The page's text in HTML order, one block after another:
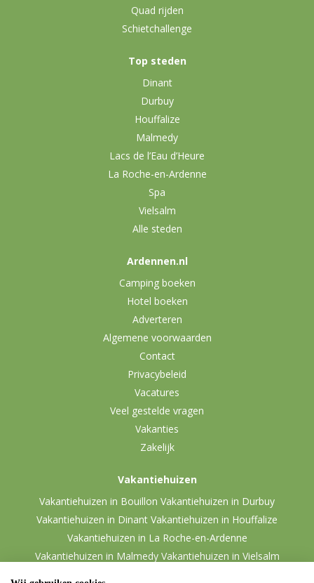
Quad rijden
Schietchallenge
Top steden
Dinant
Durbuy
Houffalize
Malmedy
Lacs de l’Eau d’Heure
La Roche-en-Ardenne
Spa
Vielsalm
Alle steden
Ardennen.nl
Camping boeken
Hotel boeken
Adverteren
Algemene voorwaarden
Contact
Privacybeleid
Vacatures
Veel gestelde vragen
Vakanties
Zakelijk
Vakantiehuizen
Vakantiehuizen in Bouillon Vakantiehuizen in Durbuy
Vakantiehuizen in Dinant Vakantiehuizen in Houffalize
Vakantiehuizen in La Roche-en-Ardenne
Vakantiehuizen in Malmedy Vakantiehuizen in Vielsalm